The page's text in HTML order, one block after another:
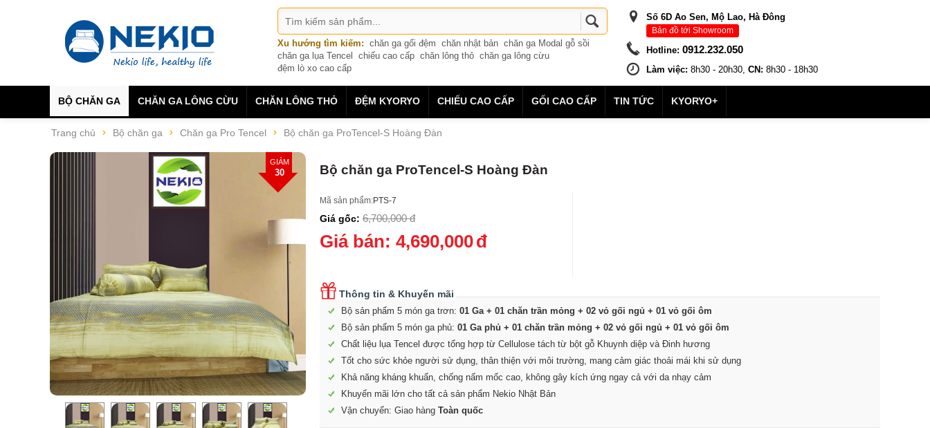
Xu hướng tìm kiếm: chăn ga gối đệm chăn nhật bản chăn ga Modal gỗ sồi
chăn ga lụa Tencel
chiếu cao cấp chăn lông thỏ chăn ga lông cừu
đệm lò xo cao cấp
Số 6D Ao Sen, Mộ Lao, Hà Đông
Bản đồ tới Showroom
Hotline: 0912.232.050
Làm việc: 8h30 - 20h30, CN: 8h30 - 18h30
BỘ CHĂN GA CHĂN GA LÔNG CỪU CHĂN LÔNG THỎ ĐỆM KYORYO CHIẾU CAO CẤP GỐI CAO CẤP TIN TỨC KYORYO+
Trang chủ Bộ chăn ga Chăn ga Pro Tencel Bộ chăn ga ProTencel-S Hoàng Đàn
GIẢM
30 Bộ chăn ga ProTencel-S Hoàng Đàn
Mã sản phẩm:PTS-7
Giá gốc: 6,700,000 đ
Giá bán: 4,690,000đ
Thông tin & Khuyến mãi
Bộ sản phẩm 5 món ga trơn: 01 Ga + 01 chăn trần mỏng + 02 vỏ gối ngủ + 01 vỏ gối ôm
Bộ sản phẩm 5 món ga phủ: 01 Ga phủ + 01 chăn trần mỏng + 02 vỏ gối ngủ + 01 vỏ gối ôm
Chất liệu lụa Tencel được tổng hợp từ Cellulose tách từ bột gỗ Khuynh diệp và Đinh hương
Tốt cho sức khỏe người sử dụng, thân thiện với môi trường, mang cảm giác thoải mái khi sử dụng
Khả năng kháng khuẩn, chống nấm mốc cao, không gây kích ứng ngay cả với da nhạy cảm
Khuyến mãi lớn cho tất cả sản phẩm Nekio Nhật Bản
Vận chuyển: Giao hàng Toàn quốc